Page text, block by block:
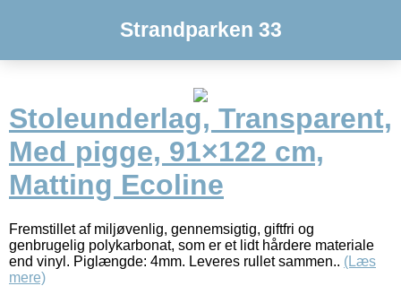
Strandparken 33
Stoleunderlag, Transparent,
Med pigge, 91×122 cm,
Matting Ecoline
Fremstillet af miljøvenlig, gennemsigtig, giftfri og
genbrugelig polykarbonat, som er et lidt hårdere materiale
end vinyl. Piglængde: 4mm. Leveres rullet sammen.. (Læs
mere)